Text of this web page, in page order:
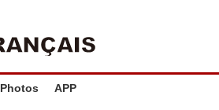
Photos APP